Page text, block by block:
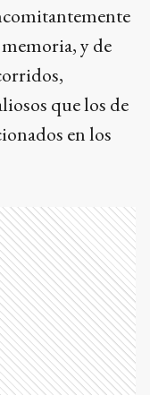
y de
que los de
en los